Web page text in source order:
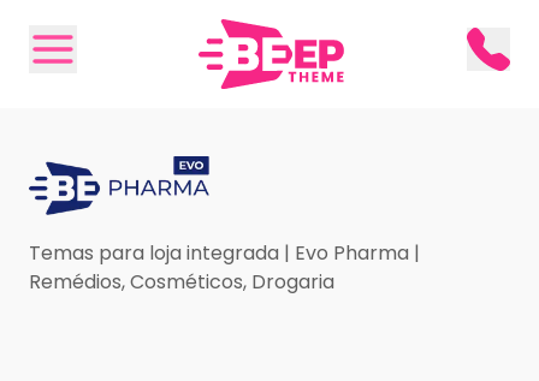
Temas para loja integrada | Evo Pharma |
Remédios, Cosméticos, Drogaria